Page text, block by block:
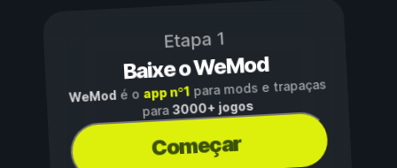
Etapa 1
Baixe o WeMod
WeModé o app nº1para mods e trapaças
para3000+ jogos
Começar